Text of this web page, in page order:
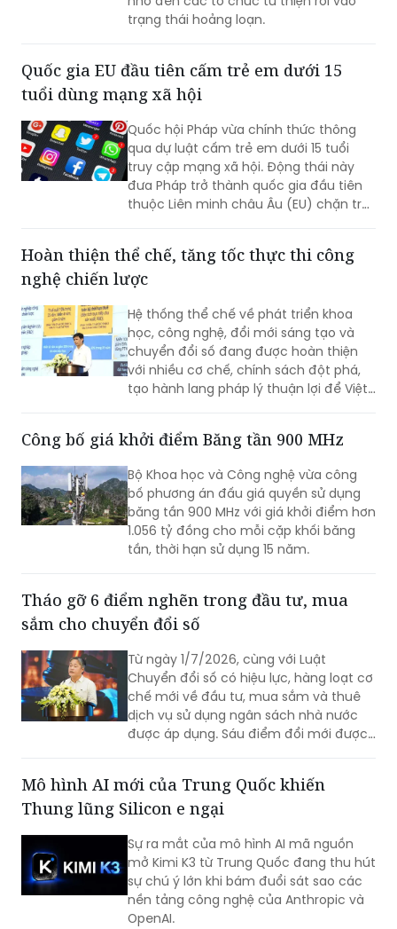
trạng thái hoảng loạn.
Quốc gia EU đầu tiên cấm trẻ em dưới 15
tuổi dùng mạng xã hội
Quốc hội Pháp vừa chính thức thông
qua dự luật cấm trẻ em dưới 15 tuổi
truy cập mạng xã hội. Động thái này
đưa Pháp trở thành quốc gia đầu tiên
thuộc Liên minh châu Âu (EU) chặn trẻ
cách trọng tâm trong nhiệm kỳ cuối và
cam kết sẽ thực thi quy định này ngay
Hoàn thiện thể chế, tăng tốc thực thi công
nghệ chiến lược
Hệ thống thể chế về phát triển khoa
học, công nghệ, đổi mới sáng tạo và
chuyển đổi số đang được hoàn thiện
với nhiều cơ chế, chính sách đột phá,
tạo hành lang pháp lý thuận lợi để Việt
Công bố giá khởi điểm Băng tần 900 MHz
Bộ Khoa học và Công nghệ vừa công
bố phương án đấu giá quyền sử dụng
băng tần 900 MHz với giá khởi điểm hơn
1.056 tỷ đồng cho mỗi cặp khối băng
tần, thời hạn sử dụng 15 năm.
Tháo gỡ 6 điểm nghẽn trong đầu tư, mua
sắm cho chuyển đổi số
Từ ngày 1/7/2026, cùng với Luật
Chuyển đổi số có hiệu lực, hàng loạt cơ
chế mới về đầu tư, mua sắm và thuê
dịch vụ sử dụng ngân sách nhà nước
được áp dụng. Sáu điểm đổi mới được
số và cơ sở dữ liệu quốc gia.
Mô hình AI mới của Trung Quốc khiến
Thung lũng Silicon e ngại
Sự ra mắt của mô hình AI mã nguồn
mở Kimi K3 từ Trung Quốc đang thu hút
sự chú ý lớn khi bám đuổi sát sao các
nền tảng công nghệ của Anthropic và
OpenAI.